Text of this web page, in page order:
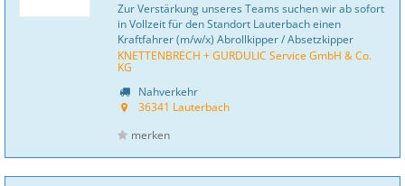
Zur Verstärkung unseres Teams suchen wir ab sofort
in Vollzeit für den Standort Lauterbach einen
Kraftfahrer (m/w/x) Abrollkipper / Absetzkipper
KNETTENBRECH + GURDULIC Service GmbH & Co.
KG
Nahverkehr
36341 Lauterbach
merken